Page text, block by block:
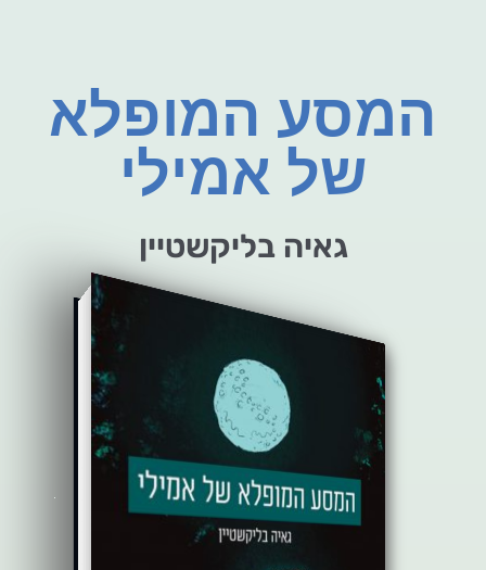
המסע המופלא
של אמילי
גאיה בליקשטיין